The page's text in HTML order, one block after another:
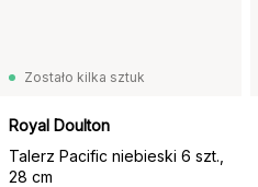
Zostało kilka sztuk
Royal Doulton
Talerz Pacific niebieski 6 szt.,
28 cm